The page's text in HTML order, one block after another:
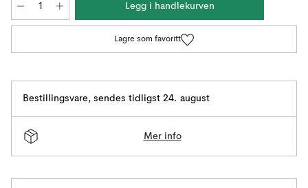
Legg i handlekurven
Lagre som favoritt
Bestillingsvare, sendes tidligst 24. august
Mer info